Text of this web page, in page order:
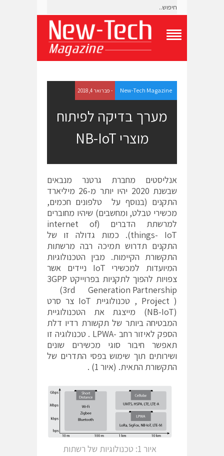
g
l
e
N
n
M
e
n
u
New-Tech Magazine - פברואר 4, 2018
מערך בדיקה לפיתוח
מוצרי NB-IoT
אנליסטים מחברת גרטנר מנבאים
שבשנת 2020 יהיו יותר מ-26 מיליארד
התקנים (בנוסף על טלפונים חכמים,
מכשירי טבלט, ומחשבים) שיהיו מחוברים
למרשתת הדברים (internet of
things- IoT). כמות גדולה זו של
התקנים תדרוש תמיכה רבה מרשתות
התקשורת הקיימות. מבין הטכנולוגיות
המיועדות למכשירי IoT ניידים אשר
צפויות להפוך לתקניות בפרוייקט 3GPP
(3rd Generation Partnership
Project ) , טכנולוגיית IoT צר סרט
(NB-IoT) מייצגת את הטכנולוגיית
המבטיחה ביותר של תקשורת רדיו דלת
הספק לאיזור רחב -LPWA . טכנולוגיה זו
תאפשר חיבור סוגי מכשירים שונים
ושירותים תוך שימוש בפסי התדרים של
התקשורת התאית. (איור 1) .
איור 1: טכנולוגיות של רשתות